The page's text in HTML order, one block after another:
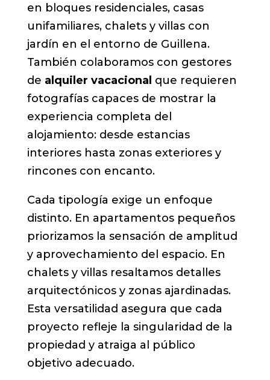
en bloques residenciales, casas
unifamiliares, chalets y villas con
jardín en el entorno de Guillena.
También colaboramos con gestores
de alquiler vacacional que requieren
fotografías capaces de mostrar la
experiencia completa del
alojamiento: desde estancias
interiores hasta zonas exteriores y
rincones con encanto.
Cada tipología exige un enfoque
distinto. En apartamentos pequeños
priorizamos la sensación de amplitud
y aprovechamiento del espacio. En
chalets y villas resaltamos detalles
arquitectónicos y zonas ajardinadas.
Esta versatilidad asegura que cada
proyecto refleje la singularidad de la
propiedad y atraiga al público
objetivo adecuado.